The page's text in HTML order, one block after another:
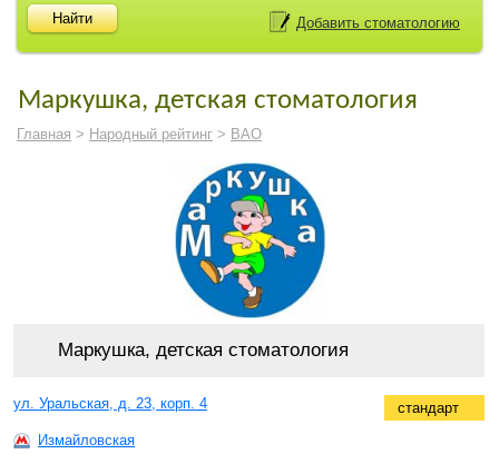
Добавить стоматологию
Маркушка, детская стоматология
Главная > Народный рейтинг > ВАО
Маркушка, детская стоматология
стандарт
ул. Уральская, д. 23, корп. 4
Измайловская